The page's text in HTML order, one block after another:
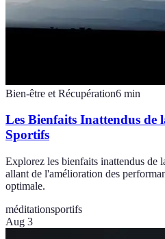
Bien-être et Récupération6 min
Les Bienfaits Inattendus de
Sportifs
Explorez les bienfaits inattendus de
allant de l'amélioration des
optimale.
méditationsportifs
Aug 3